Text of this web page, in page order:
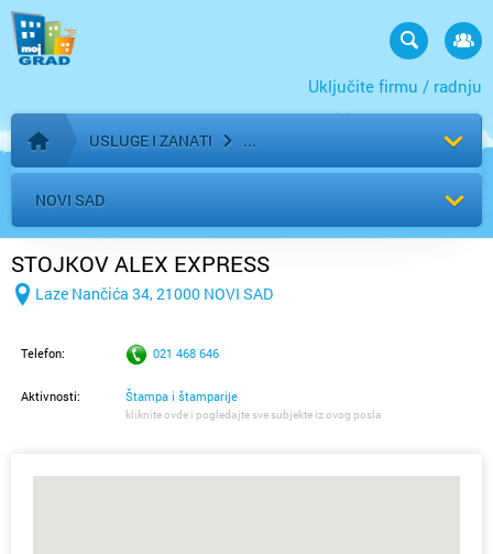
Uključite firmu / radnju
Početna stranica
USLUGE I ZANATI
NOVI SAD
STOJKOV ALEX EXPRESS
Laze Nančića 34, 21000 NOVI SAD
Telefon: 021 468 646
Aktivnosti: Štampa i štamparije
kliknite ovde i pogledajte sve subjekte iz ovog posla